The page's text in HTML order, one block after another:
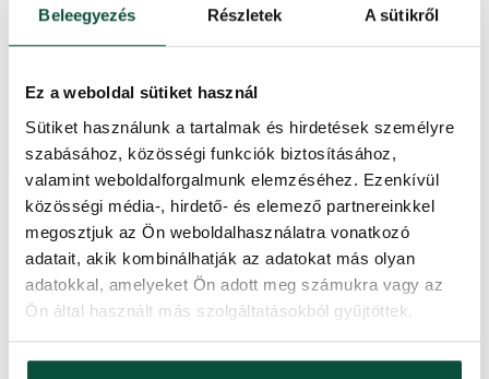
Beleegyezés Részletek A sütikről
Ez a weboldal sütiket használ
Sütiket használunk a tartalmak és hirdetések személyre
szabásához, közösségi funkciók biztosításához,
valamint weboldalforgalmunk elemzéséhez. Ezenkívül
közösségi média-, hirdető- és elemező partnereinkkel
megosztjuk az Ön weboldalhasználatra vonatkozó
adatait, akik kombinálhatják az adatokat más olyan
adatokkal, amelyeket Ön adott meg számukra vagy az
Ön által használt más szolgáltatásokból gyűjtöttek.
esernyőszerűen összecsukható rendszer – a fa tökéletes
A műfenyő kiváló minőségű PE és PVC anyagokból készült.
visszahelyezi a dobozba
stabil fém állvány a csomag része
Termékparaméterek
Szállítási idő 2 nap
Ágak teljes száma 1583